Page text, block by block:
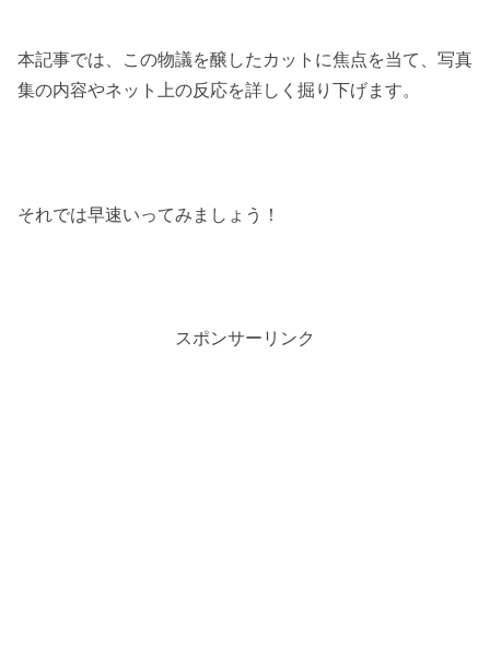
本記事では、この物議を醸したカットに焦点を当て、写真
集の内容やネット上の反応を詳しく掘り下げます。
それでは早速いってみましょう！
スポンサーリンク